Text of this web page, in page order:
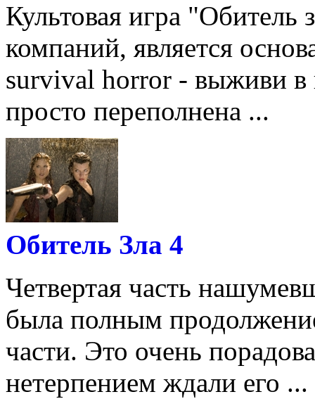
Культовая игра "Обитель
компаний, является
survival horror - выживи в
просто переполнена ...
Обитель Зла 4
Четвертая часть
была полным
части. Это очень
нетерпением ждали его ...